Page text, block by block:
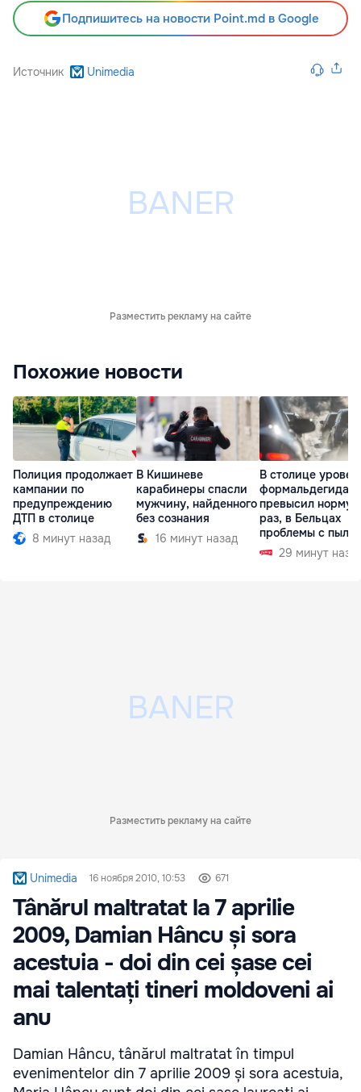
Подпишитесь на новости Point.md в Google
Источник Unimedia
Разместить рекламу на сайте
Похожие новости
Полиция продолжает
кампании по
предупреждению
ДТП в столице
8 минут назад
В Кишиневе
карабинеры спасли
мужчину, найденного
без сознания
16 минут назад
В столице
формальдегида
превысил норму
раз, в Бельцах
проблемы с
29 минут
Разместить рекламу на сайте
Unimedia 16 ноября 2010, 10:53 671
Tânărul maltratat la 7 aprilie
2009, Damian Hâncu și sora
acestuia - doi din cei șase cei
mai talentați tineri moldoveni ai
anu
Damian Hâncu, tânărul maltratat în timpul
evenimentelor din 7 aprilie 2009 și sora acestuia,